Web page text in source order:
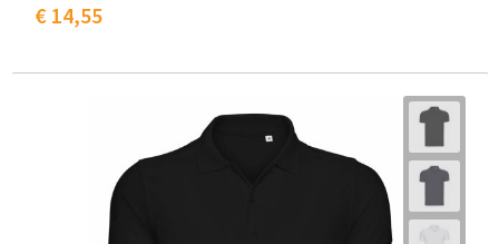
€ 14,55